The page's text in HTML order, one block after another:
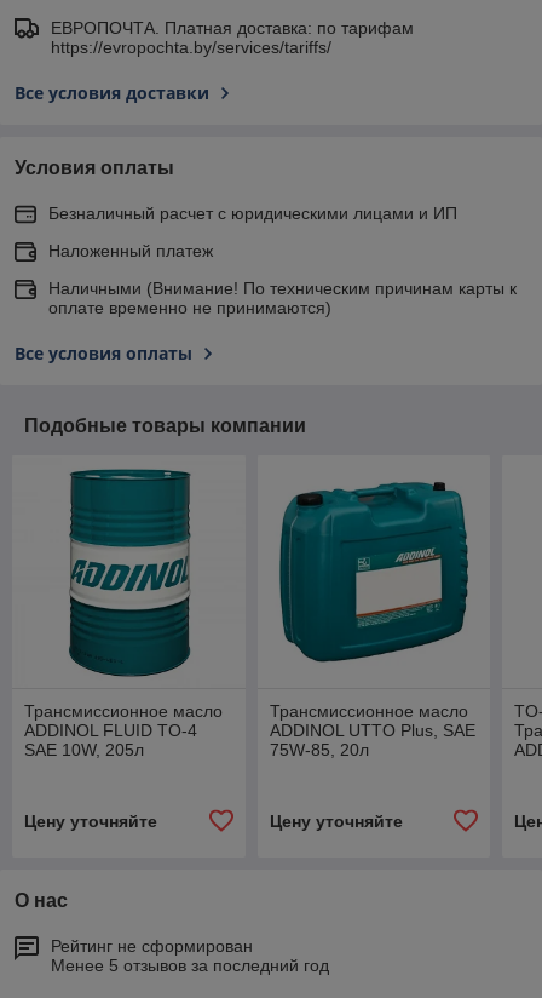
ЕВРОПОЧТА. Платная доставка: по тарифам
https://evropochta.by/services/tariffs/
Все условия доставки
Условия оплаты
Безналичный расчет с юридическими лицами и ИП
Наложенный платеж
Наличными (Внимание! По техническим причинам карты к
оплате временно не принимаются)
Все условия оплаты
Подобные товары компании
Трансмиссионное масло
ADDINOL FLUID TO-4
SAE 10W, 205л
Цену уточняйте
Трансмиссионное масло
ADDINOL UTTO Plus, SAE
75W-85, 20л
Цену уточняйте
О нас
Рейтинг не сформирован
Менее 5 отзывов за последний год